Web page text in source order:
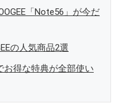
「Note56」が今だ
の人気商品2選
お得な特典が全部使い